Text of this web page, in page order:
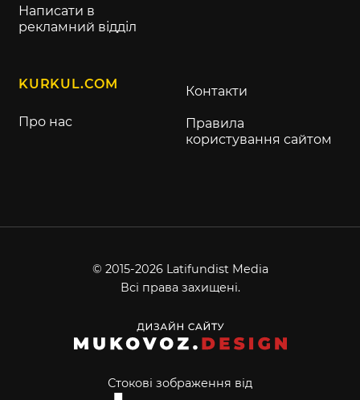
Написати в
рекламний відділ
KURKUL.COM
Про нас
Контакти
Правила
користування сайтом
© 2015-2026 Latifundist Media
Всі права захищені.
Стокові зображення від